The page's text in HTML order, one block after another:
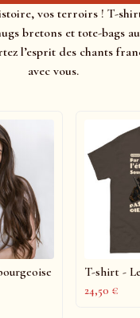
vos terroirs ! T-
bretons et tote-bags
l’esprit des chants
avec vous.
T-shirt -
24,50 €